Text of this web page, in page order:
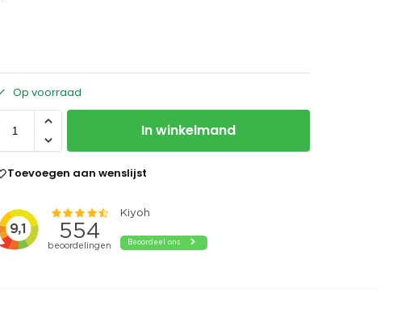
Op voorraad
In winkelmand
Toevoegen aan wenslijst